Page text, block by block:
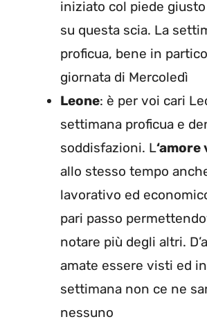
iniziato col piede
su questa scia. La
proficua, bene in
giornata di Mercoledì
Leone: è per voi cari
settimana proficua e
soddisfazioni. L
allo stesso tempo
lavorativo ed
pari passo
notare più degli altri.
amate essere visti ed
settimana non ce ne
nessuno